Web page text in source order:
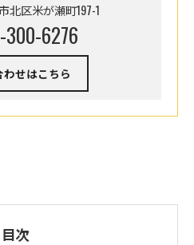
北区米が瀬町197-1
6276
わせはこちら
目次